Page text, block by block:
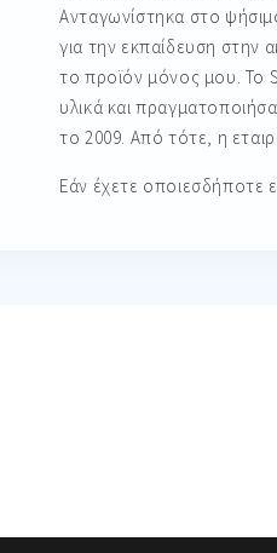
Ανταγωνίστηκα στο
για την εκπαίδευση στην
το προϊόν μόνος μου. Το
υλικά και
το 2009. Από τότε, η
Εάν έχετε οποιεσδήποτε